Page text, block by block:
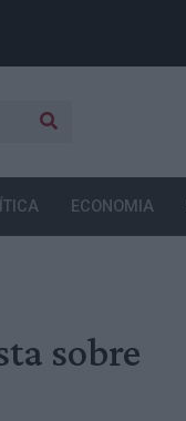
ECONOMIA
sobre